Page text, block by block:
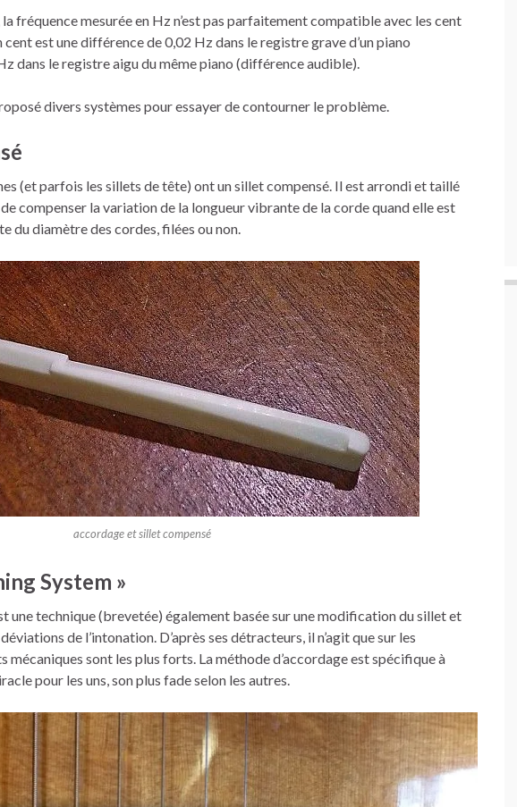
la fréquence mesurée en Hz n’est pas parfaitement compatible avec les cent
est une différence de 0,02 Hz dans le registre grave d’un piano
dans le registre aigu du même piano (différence audible).
divers systèmes pour essayer de contourner le problème.
(et parfois les sillets de tête) ont un sillet compensé. Il est arrondi et taillé
compenser la variation de la longueur vibrante de la corde quand elle est
du diamètre des cordes, filées ou non.
accordage et sillet compensé
System »
une technique (brevetée) également basée sur une modification du sillet et
de l’intonation. D’après ses détracteurs, il n’agit que sur les
mécaniques sont les plus forts. La méthode d’accordage est spécifique à
pour les uns, son plus fade selon les autres.